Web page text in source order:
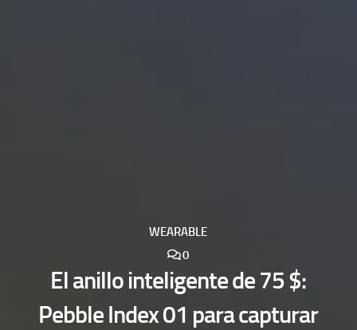
WEARABLE
0
El anillo inteligente de 75 $:
Pebble Index 01 para capturar